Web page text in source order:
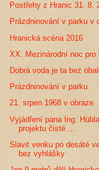
Postřehy z Hranic 31. 8.
Prázdninování v parku v
Hranická scéna 2016
XX. Mezinárodní noc pro
Dobrá voda je ta bez
Prázdninování v parku
21. srpen 1968 v obraze
Vyjádření pana Ing.
projektu čisté ...
Slavit venku po desáté
bez vyhlášky